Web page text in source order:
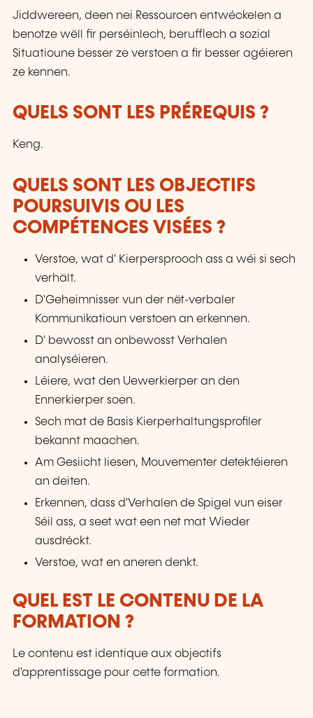
adaptés sur mesure selon les besoins des
entreprises; des formations universitaires; des
formations spécialisées; des formations pour
seniors; des certifications professionnelles.
Jiddwereen, deen nei Ressourcen entwéckelen a
benotze wëll fir perséinlech, berufflech a sozial
Situatioune besser ze verstoen a fir besser agéieren
ze kennen.
QUELS SONT LES PRÉREQUIS ?
Keng.
QUELS SONT LES OBJECTIFS
POURSUIVIS OU LES
COMPÉTENCES VISÉES ?
Verstoe, wat d' Kierpersprooch ass a wéi si sech
verhält.
D'Geheimnisser vun der nët-verbaler
Kommunikatioun verstoen an erkennen.
D' bewosst an onbewosst Verhalen
analyséieren.
Léiere, wat den Uewerkierper an den
Ennerkierper soen.
Sech mat de Basis Kierperhaltungsprofiler
bekannt maachen.
Am Gesiicht liesen, Mouvementer detektéieren
an deiten.
Erkennen, dass d'Verhalen de Spigel vun eiser
Séil ass, a seet wat een net mat Wieder
ausdréckt.
Verstoe, wat en aneren denkt.
QUEL EST LE CONTENU DE LA
FORMATION ?
Le contenu est identique aux objectifs
d'apprentissage pour cette formation.